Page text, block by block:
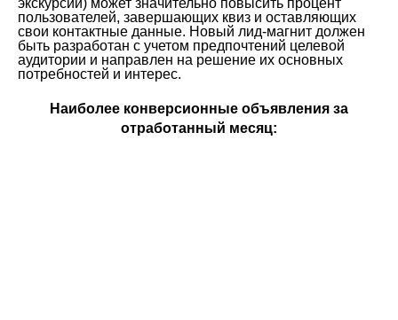
экскурсий) может значительно повысить процент
пользователей, завершающих квиз и оставляющих
свои контактные данные. Новый лид-магнит должен
быть разработан с учетом предпочтений целевой
аудитории и направлен на решение их основных
потребностей и интерес.
Наиболее конверсионные объявления за
отработанный месяц: